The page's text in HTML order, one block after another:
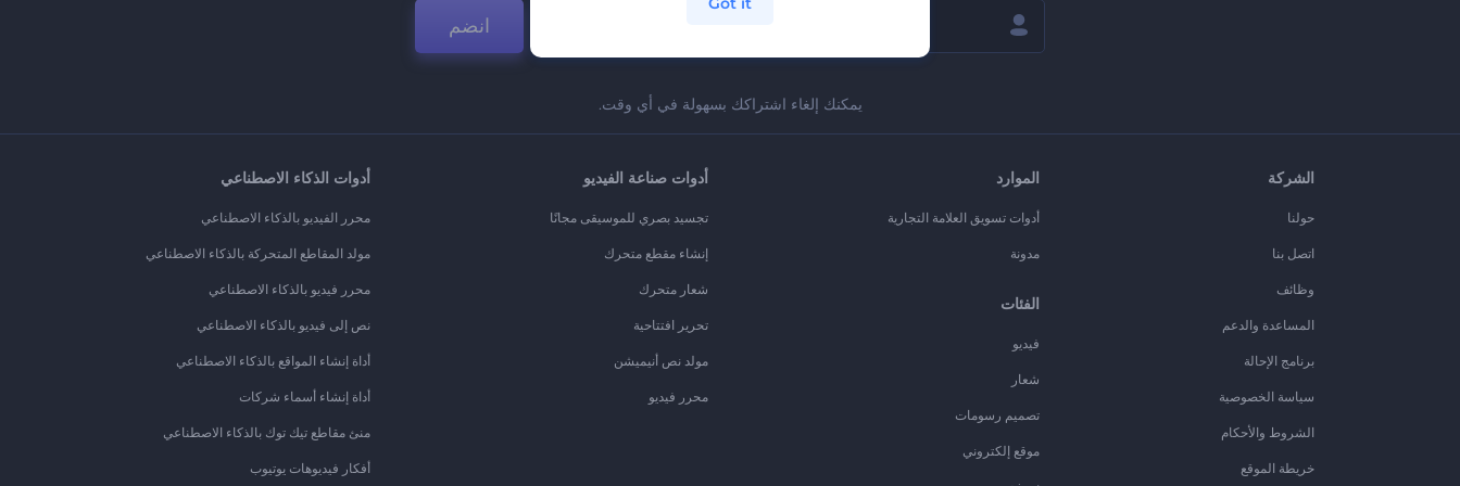
انضم
يمكنك إلغاء اشتراكك بسهولة في أي وقت.
الشركة
حولنا
اتصل بنا
وظائف
المساعدة والدعم
برنامج الإحالة
سياسة الخصوصية
الشروط والأحكام
خريطة الموقع
الموارد
أدوات تسويق العلامة التجارية
مدونة
الفئات
فيديو
شعار
تصميم رسومات
موقع إلكتروني
أدوات صناعة الفيديو
تجسيد بصري للموسيقى مجانًا
إنشاء مقطع متحرك
شعار متحرك
تحرير افتتاحية
مولد نص أنيميشن
محرر فيديو
أدوات الذكاء الاصطناعي
محرر الفيديو بالذكاء الاصطناعي
مولد المقاطع المتحركة بالذكاء الاصطناعي
محرر فيديو بالذكاء الاصطناعي
نص إلى فيديو بالذكاء الاصطناعي
أداة إنشاء المواقع بالذكاء الاصطناعي
أداة إنشاء أسماء شركات
منئ مقاطع تيك توك بالذكاء الاصطناعي
أفكار فيديوهات يوتيوب